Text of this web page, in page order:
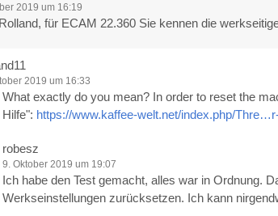
2019 um 16:19
für ECAM 22.360 Sie kennen die
2019 um 16:33
What exactly do you mean? In order to reset the
Hilfe": https://www.kaffee-welt.net/index.php/
robesz
9. Oktober 2019 um 19:07
Ich habe den Test gemacht, alles war in Ordnung.
Werkseinstellungen zurücksetzen. Ich kann